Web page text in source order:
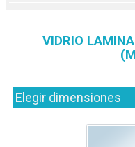
VIDRIO
Elegir dimensiones